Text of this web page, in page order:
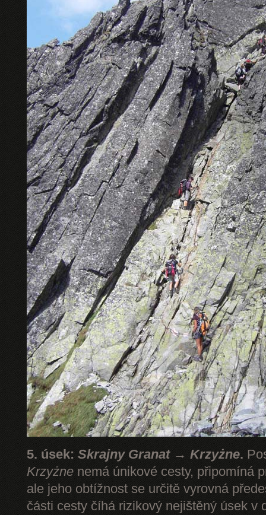
5. úsek: Skrajny Granat → Krzyżne.
Krzyżne nemá únikové cesty, připomíná
ale jeho obtížnost se určitě vyrovná
části cesty číhá rizikový nejištěný úsek v